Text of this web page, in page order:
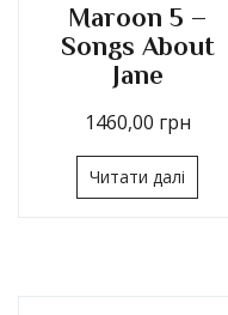
Maroon 5 –
Songs About
Jane
1460,00 грн
Читати далі